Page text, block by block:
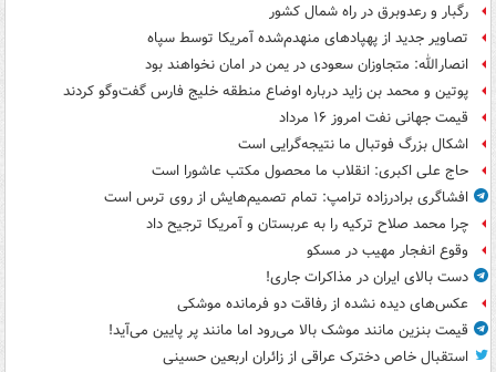
رگبار و رعدوبرق در راه شمال کشور
تصاویر جدید از پهپادهای منهدم‌شده آمریکا توسط سپاه
انصارالله: متجاوزان سعودی در یمن در امان نخواهند بود
پوتین و محمد بن زاید درباره اوضاع منطقه خلیج فارس گفت‌وگو کردند
قیمت جهانی نفت امروز ۱۶ مرداد
اشکال بزرگ فوتبال ما نتیجه‌گرایی است
حاج علی اکبری: انقلاب ما محصول مکتب عاشورا است
افشاگری برادرزاده ترامپ: تمام تصمیم‌هایش از روی ترس است
چرا محمد صلاح ترکیه را به عربستان و آمریکا ترجیح داد
وقوع انفجار مهیب در مسکو
دست بالای ایران در مذاکرات جاری!
عکس‌های دیده نشده از رفاقت دو فرمانده‌ موشکی
قیمت بنزین مانند موشک بالا می‌رود اما مانند پر پایین می‌آید!
استقبال خاص دخترک عراقی از زائران اربعین حسینی